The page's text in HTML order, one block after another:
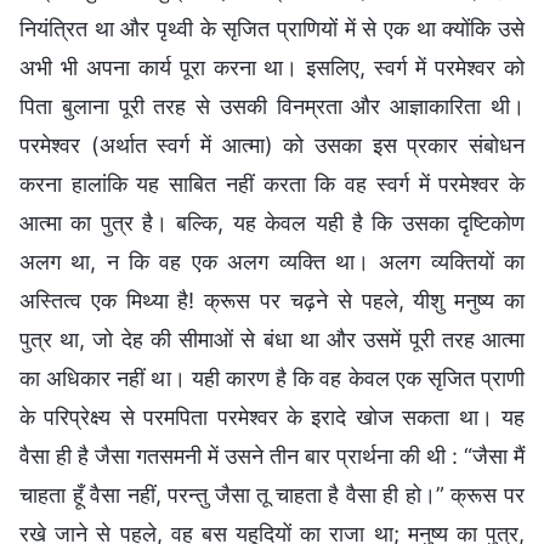
नियंत्रित था और पृथ्वी के सृजित प्राणियों में से एक था क्योंकि उसे
अभी भी अपना कार्य पूरा करना था। इसलिए, स्वर्ग में परमेश्वर को
पिता बुलाना पूरी तरह से उसकी विनम्रता और आज्ञाकारिता थी।
परमेश्वर (अर्थात स्वर्ग में आत्मा) को उसका इस प्रकार संबोधन
करना हालांकि यह साबित नहीं करता कि वह स्वर्ग में परमेश्वर के
आत्मा का पुत्र है। बल्कि, यह केवल यही है कि उसका दृष्टिकोण
अलग था, न कि वह एक अलग व्यक्ति था। अलग व्यक्तियों का
अस्तित्व एक मिथ्या है! क्रूस पर चढ़ने से पहले, यीशु मनुष्य का
पुत्र था, जो देह की सीमाओं से बंधा था और उसमें पूरी तरह आत्मा
का अधिकार नहीं था। यही कारण है कि वह केवल एक सृजित प्राणी
के परिप्रेक्ष्य से परमपिता परमेश्वर के इरादे खोज सकता था। यह
वैसा ही है जैसा गतसमनी में उसने तीन बार प्रार्थना की थी : “जैसा मैं
चाहता हूँ वैसा नहीं, परन्तु जैसा तू चाहता है वैसा ही हो।” क्रूस पर
रखे जाने से पहले, वह बस यहूदियों का राजा था; मनुष्य का पुत्र,